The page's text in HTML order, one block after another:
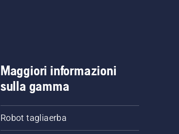
Maggiori informazioni
sulla gamma
Robot tagliaerba